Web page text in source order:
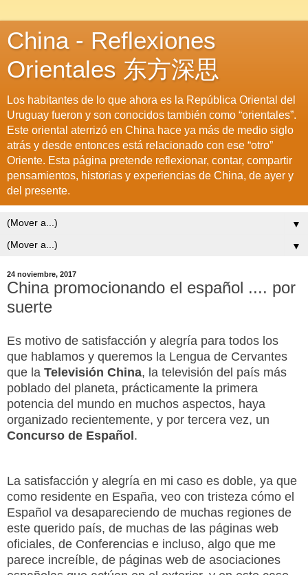
China - Reflexiones
Orientales 东方深思
Los habitantes de lo que ahora es la República Oriental del
Uruguay fueron y son conocidos también como “orientales”.
Este oriental aterrizó en China hace ya más de medio siglo
atrás y desde entonces está relacionado con ese “otro”
Oriente. Esta página pretende reflexionar, contar, compartir
pensamientos, historias y experiencias de China, de ayer y
del presente.
▼
▼
24 noviembre, 2017
China promocionando el español .... por
suerte
Es motivo de satisfacción y alegría para todos los
que hablamos y queremos la Lengua de Cervantes
que la Televisión China, la televisión del país más
poblado del planeta, prácticamente la primera
potencia del mundo en muchos aspectos, haya
organizado recientemente, y por tercera vez, un
Concurso de Español.
La satisfacción y alegría en mi caso es doble, ya que
como residente en España, veo con tristeza cómo el
Español va desapareciendo de muchas regiones de
este querido país, de muchas de las páginas web
oficiales, de Conferencias e incluso, algo que me
parece increíble, de páginas web de asociaciones